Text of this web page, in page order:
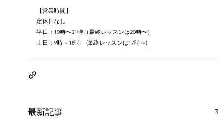
【営業時間】
定休日なし
平日：10時〜21時（最終レッスンは20時〜）
土日：9時～18時　(最終レッスンは17時～)
最新記事